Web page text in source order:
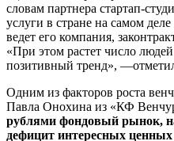
словам партнера стартап-
услуги в стране на самом
ведет его компания,
«При этом растет число
позитивный тренд»,
Одним из факторов роста
Павла Онохина из «КФ
рублями фондовый рынок,
дефицит интересных ценных